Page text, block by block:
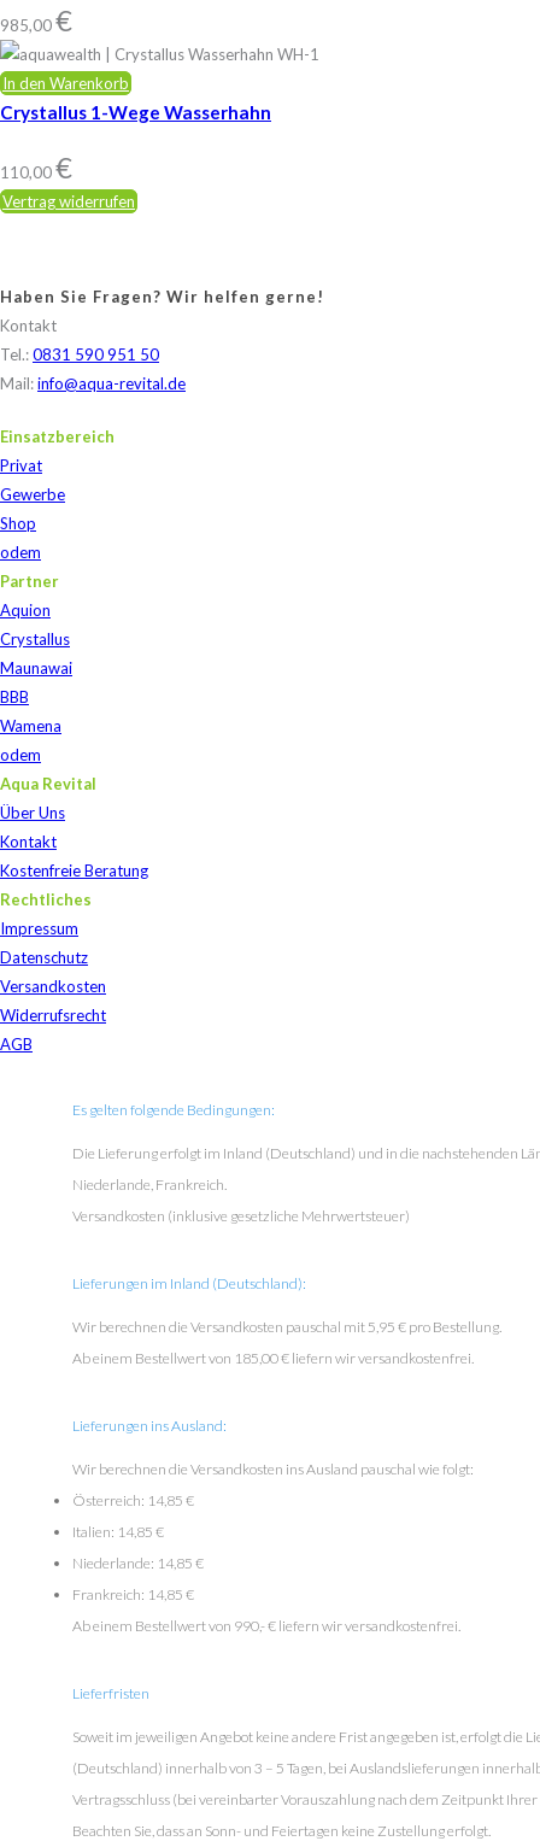
985,00€
In den Warenkorb
Crystallus 1-Wege Wasserhahn
110,00€
Vertrag widerrufen
Haben Sie Fragen? Wir helfen gerne!
Kontakt
Tel.:0831 590 951 50
Mail:info@aqua-revital.de
Einsatzbereich
Privat
Gewerbe
Shop
odem
Partner
Aquion
Crystallus
Maunawai
BBB
Wamena
odem
Aqua Revital
Über Uns
Kontakt
Kostenfreie Beratung
Rechtliches
Impressum
Datenschutz
Versandkosten
Widerrufsrecht
AGB
Es gelten folgende Bedingungen:
Die Lieferung erfolgt im Inland (Deutschland) und in die nachstehenden
Niederlande, Frankreich.
Versandkosten (inklusive gesetzliche Mehrwertsteuer)
Lieferungen im Inland (Deutschland):
Wir berechnen die Versandkosten pauschal mit 5,95 € pro Bestellung.
Ab einem Bestellwert von 185,00 € liefern wir versandkostenfrei.
Lieferungen ins Ausland:
Wir berechnen die Versandkosten ins Ausland pauschal wie folgt:
Österreich: 14,85 €
Italien: 14,85 €
Niederlande: 14,85 €
Frankreich: 14,85 €
Ab einem Bestellwert von 990,- € liefern wir versandkostenfrei.
Lieferfristen
Soweit im jeweiligen Angebot keine andere Frist angegeben ist, erfolgt die
(Deutschland) innerhalb von 3 – 5 Tagen, bei Auslandslieferungen
Vertragsschluss (bei vereinbarter Vorauszahlung nach dem Zeitpunkt
Beachten Sie, dass an Sonn- und Feiertagen keine Zustellung erfolgt.